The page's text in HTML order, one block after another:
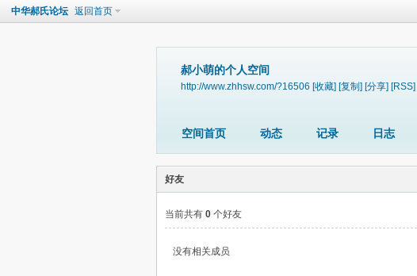
中华郝氏论坛 返回首页
郝小萌的个人空间
http://www.zhhsw.com/?16506 [收藏] [复制] [分享] [RSS]
空间首页 动态 记录 日志
好友
当前共有 0 个好友
没有相关成员